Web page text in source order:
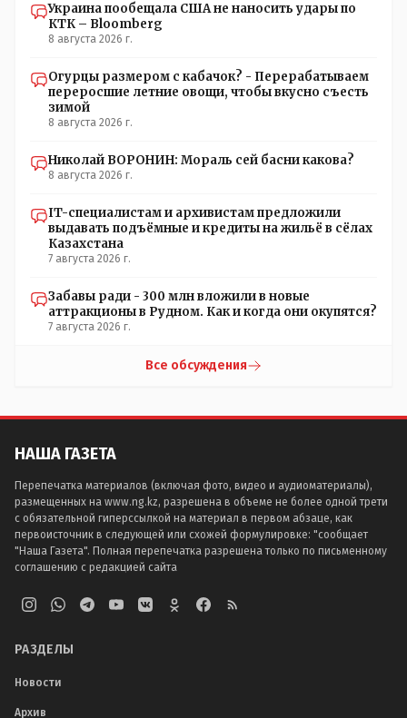
Украина пообещала США не наносить удары по
КТК – Bloomberg
8 августа 2026 г.
Огурцы размером с кабачок? - Перерабатываем
переросшие летние овощи, чтобы вкусно съесть
зимой
8 августа 2026 г.
Николай ВОРОНИН: Мораль сей басни какова?
8 августа 2026 г.
IT-специалистам и архивистам предложили
выдавать подъёмные и кредиты на жильё в сёлах
Казахстана
7 августа 2026 г.
Забавы ради - 300 млн вложили в новые
аттракционы в Рудном. Как и когда они окупятся?
7 августа 2026 г.
Все обсуждения
НАША ГАЗЕТА
Перепечатка материалов (включая фото, видео и аудиоматериалы),
размещенных на www.ng.kz, разрешена в объеме не более одной трети
с обязательной гиперссылкой на материал в первом абзаце, как
первоисточник в следующей или схожей формулировке: "сообщает
"Наша Газета". Полная перепечатка разрешена только по письменному
соглашению с редакцией сайта
РАЗДЕЛЫ
Новости
Архив